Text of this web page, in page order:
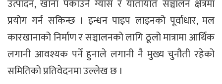
उत्पादन, खाना पकाउने ग्यास र यातायात सञ्चालन क्षेत्रमा
प्रयोग गर्न सकिन्छ । इन्धन पाइप लाइनको पूर्वाधार, मल
कारखानाको निर्माण र सञ्चालनको लागि ठूलो मात्रामा आर्थिक
लगानी आवश्यक पर्ने हुनाले लगानी नै मुख्य चुनौती रहेको
समितिको प्रतिवेदनमा उल्लेख छ ।